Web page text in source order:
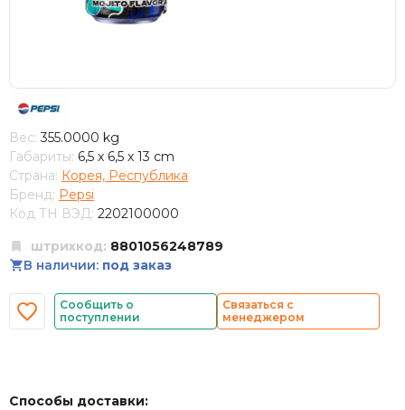
Вес: 355.0000 kg
Габариты: 6,5 x 6,5 x 13 cm
Страна: Корея, Республика
Бренд: Pepsi
Код ТН ВЭД: 2202100000
штрихкод: 8801056248789
В наличии: под заказ
Сообщить о
поступлении
Связаться с
менеджером
Способы доставки: